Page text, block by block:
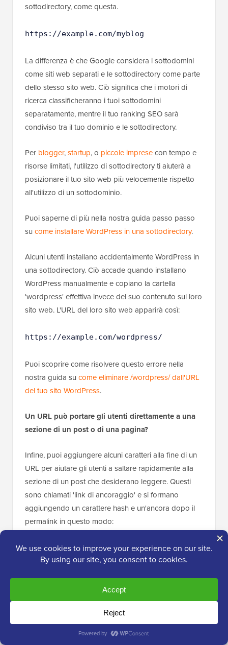
sottodirectory, come questa.
https://example.com/myblog
La differenza è che Google considera i sottodomini
come siti web separati e le sottodirectory come parte
dello stesso sito web. Ciò significa che i motori di
ricerca classificheranno i tuoi sottodomini
separatamente, mentre il tuo ranking SEO sarà
condiviso tra il tuo dominio e le sottodirectory.
Per blogger,startup, o piccole impresecon tempo e
risorse limitati, l'utilizzo di sottodirectory ti aiuterà a
posizionare il tuo sito web più velocemente rispetto
all'utilizzo di un sottodominio.
Puoi saperne di più nella nostra guida passo passo
su come installare WordPress in una sottodirectory.
Alcuni utenti installano accidentalmente WordPress in
una sottodirectory. Ciò accade quando installano
WordPress manualmente e copiano la cartella
'wordpress' effettiva invece del suo contenuto sul loro
sito web. L'URL del loro sito web apparirà così:
https://example.com/wordpress/
Puoi scoprire come risolvere questo errore nella
nostra guida su come eliminare /wordpress/ dall'URL
del tuo sito WordPress.
Un URL può portare gli utenti direttamente a una
sezione di un post o di una pagina?
Infine, puoi aggiungere alcuni caratteri alla fine di un
URL per aiutare gli utenti a saltare rapidamente alla
sezione di un post che desiderano leggere. Questi
sono chiamati 'link di ancoraggio' e si formano
aggiungendo un carattere hash e un'ancora dopo il
permalink in questo modo:
https://example.com/this-is-a-blog-
post#sectionofblogpost
Puoi scoprire come e quando utilizzare i collegamenti
di ancoraggio nella nostra guida sucome aggiungere
facilmente collegamenti di ancoraggio in WordPress
Guide esperte sugli URL di WordPress